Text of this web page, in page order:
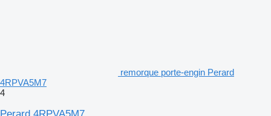
remorque porte-engin Perard
4RPVA5M7
4